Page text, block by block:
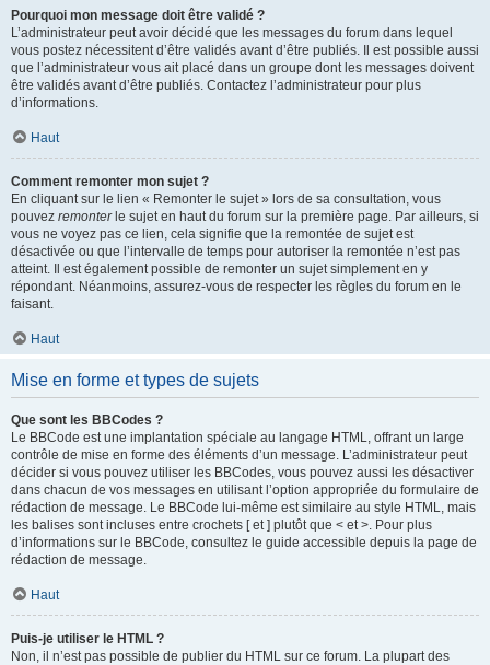
Pourquoi mon message doit être validé ?
L’administrateur peut avoir décidé que les messages du forum dans lequel
vous postez nécessitent d’être validés avant d’être publiés. Il est possible aussi
que l’administrateur vous ait placé dans un groupe dont les messages doivent
être validés avant d’être publiés. Contactez l’administrateur pour plus
d’informations.
Haut
Comment remonter mon sujet ?
En cliquant sur le lien « Remonter le sujet » lors de sa consultation, vous
pouvez remonterle sujet en haut du forum sur la première page. Par ailleurs, si
vous ne voyez pas ce lien, cela signifie que la remontée de sujet est
désactivée ou que l’intervalle de temps pour autoriser la remontée n’est pas
atteint. Il est également possible de remonter un sujet simplement en y
répondant. Néanmoins, assurez-vous de respecter les règles du forum en le
faisant.
Haut
Mise en forme et types de sujets
Que sont les BBCodes ?
Le BBCode est une implantation spéciale au langage HTML, offrant un large
contrôle de mise en forme des éléments d’un message. L’administrateur peut
décider si vous pouvez utiliser les BBCodes, vous pouvez aussi les désactiver
dans chacun de vos messages en utilisant l’option appropriée du formulaire de
rédaction de message. Le BBCode lui-même est similaire au style HTML, mais
les balises sont incluses entre crochets [ et ] plutôt que < et >. Pour plus
d’informations sur le BBCode, consultez le guide accessible depuis la page de
rédaction de message.
Haut
Puis-je utiliser le HTML ?
Non, il n’est pas possible de publier du HTML sur ce forum. La plupart des